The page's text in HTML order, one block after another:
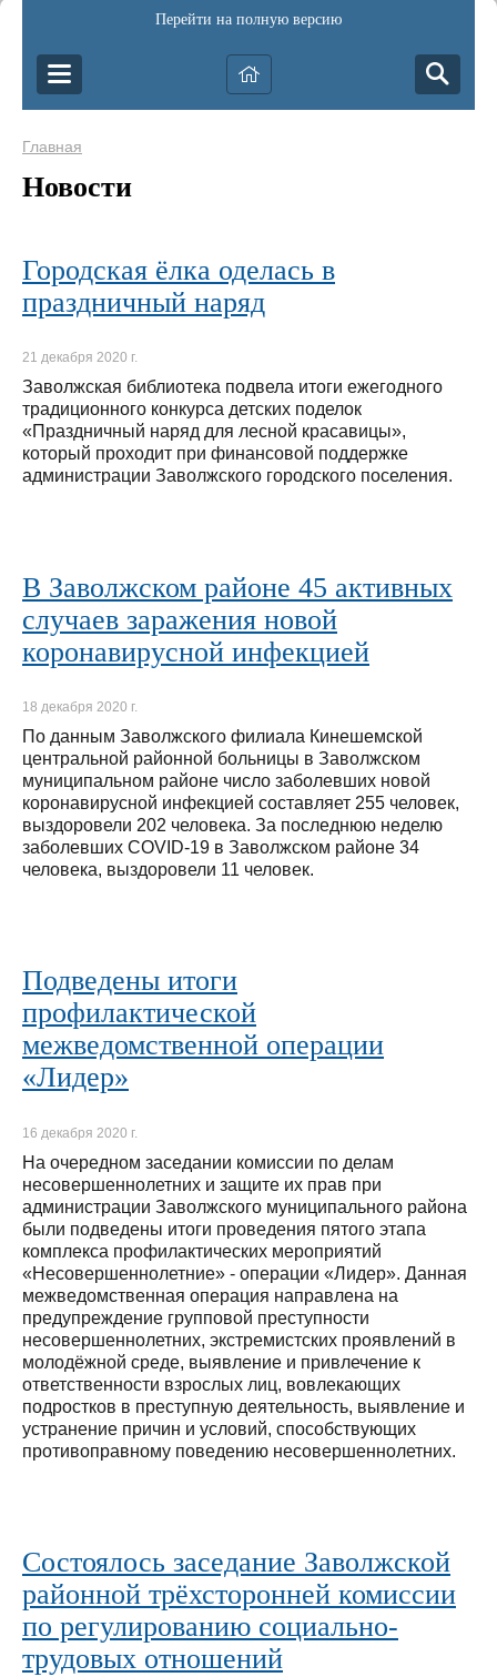
Перейти на полную версию
Главная
Новости
Городская ёлка оделась в
праздничный наряд
21 декабря 2020 г.
Заволжская библиотека подвела итоги ежегодного
традиционного конкурса детских поделок
«Праздничный наряд для лесной красавицы»,
который проходит при финансовой поддержке
администрации Заволжского городского поселения.
В Заволжском районе 45 активных
случаев заражения новой
коронавирусной инфекцией
18 декабря 2020 г.
По данным Заволжского филиала Кинешемской
центральной районной больницы в Заволжском
муниципальном районе число заболевших новой
коронавирусной инфекцией составляет 255 человек,
выздоровели 202 человека. За последнюю неделю
заболевших COVID-19 в Заволжском районе 34
человека, выздоровели 11 человек.
Подведены итоги
профилактической
межведомственной операции
«Лидер»
16 декабря 2020 г.
На очередном заседании комиссии по делам
несовершеннолетних и защите их прав при
администрации Заволжского муниципального района
были подведены итоги проведения пятого этапа
комплекса профилактических мероприятий
«Несовершеннолетние» - операции «Лидер». Данная
межведомственная операция направлена на
предупреждение групповой преступности
несовершеннолетних, экстремистских проявлений в
молодёжной среде, выявление и привлечение к
ответственности взрослых лиц, вовлекающих
подростков в преступную деятельность, выявление и
устранение причин и условий, способствующих
противоправному поведению несовершеннолетних.
Состоялось заседание Заволжской
районной трёхсторонней комиссии
по регулированию социально-
трудовых отношений